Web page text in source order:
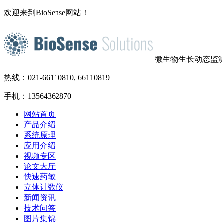
欢迎来到BioSense网站！
微生物生长动态监
热线：021-66110810, 66110819
手机：13564362870
网站首页
产品介绍
系统原理
应用介绍
视频专区
论文大厅
快速药敏
立体计数仪
新闻资讯
技术问答
图片集锦